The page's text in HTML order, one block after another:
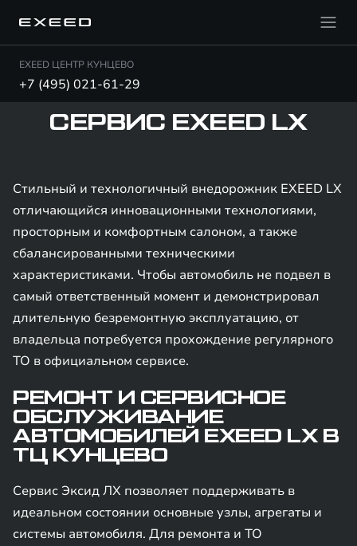
EXEED ЦЕНТР КУНЦЕВО
+7 (495) 021-61-29
СЕРВИС EXEED LX
Стильный и технологичный внедорожник EXEED LX
отличающийся инновационными технологиями,
просторным и комфортным салоном, а также
сбалансированными техническими
характеристиками. Чтобы автомобиль не подвел в
самый ответственный момент и демонстрировал
длительную безремонтную эксплуатацию, от
владельца потребуется прохождение регулярного
ТО в официальном сервисе.
РЕМОНТ И СЕРВИСНОЕ
ОБСЛУЖИВАНИЕ
АВТОМОБИЛЕЙ EXEED LX В
ТЦ КУНЦЕВО
Сервис Эксид ЛХ позволяет поддерживать в
идеальном состоянии основные узлы, агрегаты и
системы автомобиля. Для ремонта и ТО